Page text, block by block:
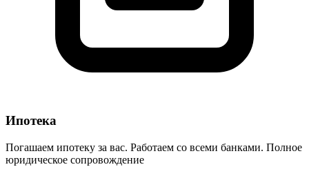
Ипотека
Погашаем ипотеку за вас. Работаем со всеми банками. Полное
юридическое сопровождение